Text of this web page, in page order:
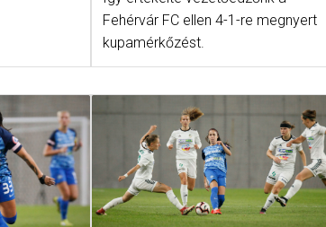
Fehérvár FC ellen 4-1-re megnyert
kupamérkőzést.